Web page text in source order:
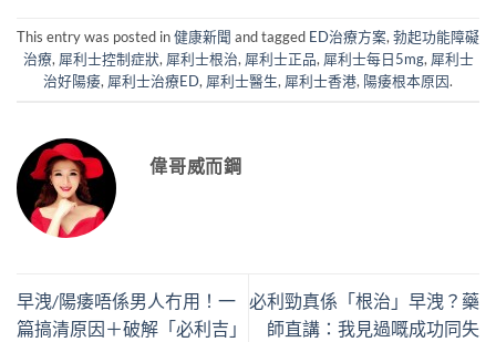
This entry was posted in健康新聞 and tagged ED治療方案,勃起功能障礙
治療, 犀利士控制症狀, 犀利士根治, 犀利士正品, 犀利士每日5mg, 犀利士
治好陽痿, 犀利士治療ED, 犀利士醫生, 犀利士香港, 陽痿根本原因.
偉哥威而鋼
早洩/陽痿唔係男人冇用！一
篇搞清原因＋破解「必利吉」
必利勁真係「根治」早洩？藥
師直講：我見過嘅成功同失